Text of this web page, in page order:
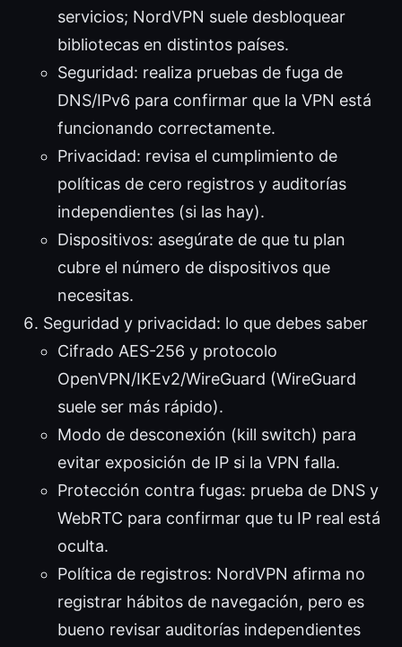
servicios; NordVPN suele desbloquear
bibliotecas en distintos países.
Seguridad: realiza pruebas de fuga de
DNS/IPv6 para confirmar que la VPN está
funcionando correctamente.
Privacidad: revisa el cumplimiento de
políticas de cero registros y auditorías
independientes (si las hay).
Dispositivos: asegúrate de que tu plan
cubre el número de dispositivos que
necesitas.
Seguridad y privacidad: lo que debes saber
Cifrado AES-256 y protocolo
OpenVPN/IKEv2/WireGuard (WireGuard
suele ser más rápido).
Modo de desconexión (kill switch) para
evitar exposición de IP si la VPN falla.
Protección contra fugas: prueba de DNS y
WebRTC para confirmar que tu IP real está
oculta.
Política de registros: NordVPN afirma no
registrar hábitos de navegación, pero es
bueno revisar auditorías independientes